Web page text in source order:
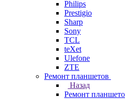
Philips
Prestigio
Sharp
Sony
TCL
teXet
Ulefone
ZTE
Ремонт планшетов
Назад
Ремонт